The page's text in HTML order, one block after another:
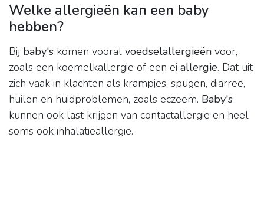
Welke allergieën kan een baby
hebben?
Bij baby's komen vooral voedselallergieën voor,
zoals een koemelkallergie of een ei allergie. Dat uit
zich vaak in klachten als krampjes, spugen, diarree,
huilen en huidproblemen, zoals eczeem. Baby's
kunnen ook last krijgen van contactallergie en heel
soms ook inhalatieallergie.